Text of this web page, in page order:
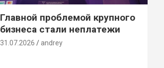
Главной проблемой крупного
бизнеса стали неплатежи
31.07.2026 andrey